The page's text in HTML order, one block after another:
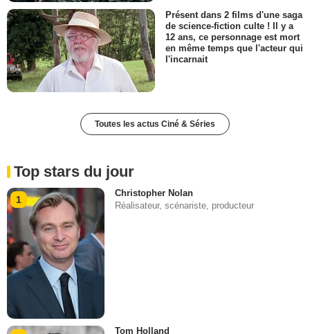
Présent dans 2 films d'une saga
de science-fiction culte ! Il y a
12 ans, ce personnage est mort
en même temps que l'acteur qui
l'incarnait
Toutes les actus Ciné & Séries
Top stars du jour
1
Christopher Nolan
Réalisateur, scénariste, producteur
Tom Holland